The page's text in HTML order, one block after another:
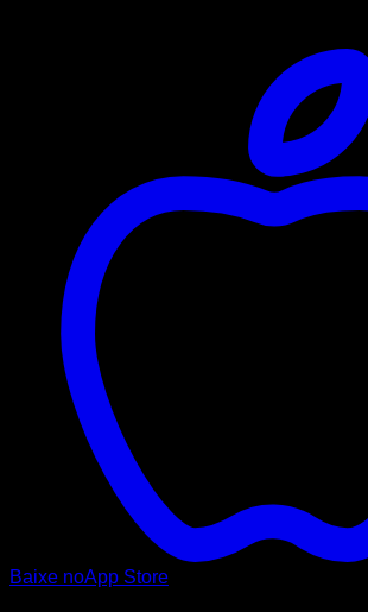
Baixe noApp Store